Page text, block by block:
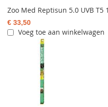
Zoo Med Reptisun 5.0 UVB T5
€ 33,50
Voeg toe aan winkelwagen